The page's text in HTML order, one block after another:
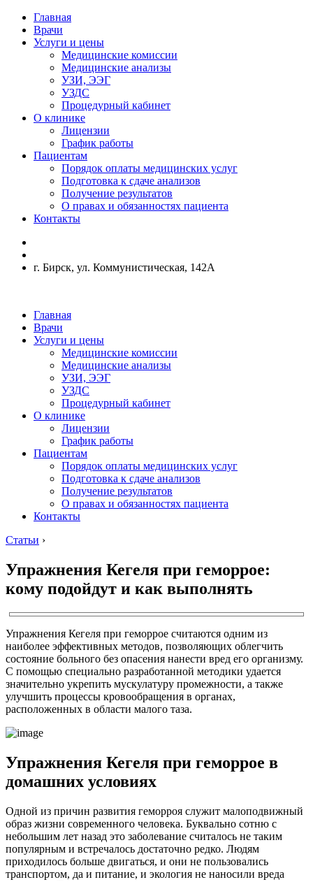
Главная
Врачи
Услуги и цены
Медицинские комиссии
Медицинские анализы
УЗИ, ЭЭГ
УЗДС
Процедурный кабинет
О клинике
Лицензии
График работы
Пациентам
Порядок оплаты медицинских услуг
Подготовка к сдаче анализов
Получение результатов
О правах и обязанностях пациента
Контакты
г. Бирск, ул. Коммунистическая, 142А
Главная
Врачи
Услуги и цены
Медицинские комиссии
Медицинские анализы
УЗИ, ЭЭГ
УЗДС
Процедурный кабинет
О клинике
Лицензии
График работы
Пациентам
Порядок оплаты медицинских услуг
Подготовка к сдаче анализов
Получение результатов
О правах и обязанностях пациента
Контакты
Статьи ›
Упражнения Кегеля при геморрое:
кому подойдут и как выполнять
Упражнения Кегеля при геморрое считаются одним из
наиболее эффективных методов, позволяющих облегчить
состояние больного без опасения нанести вред его организму.
С помощью специально разработанной методики удается
значительно укрепить мускулатуру промежности, а также
улучшить процессы кровообращения в органах,
расположенных в области малого таза.
Упражнения Кегеля при геморрое в
домашних условиях
Одной из причин развития геморроя служит малоподвижный
образ жизни современного человека. Буквально сотню с
небольшим лет назад это заболевание считалось не таким
популярным и встречалось достаточно редко. Людям
приходилось больше двигаться, и они не пользовались
транспортом, да и питание, и экология не наносили вреда